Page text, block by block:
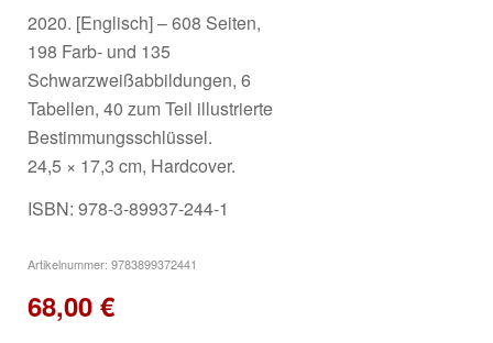
2020. [Englisch] – 608 Seiten,
198 Farb- und 135
Schwarzweißabbildungen, 6
Tabellen, 40 zum Teil illustrierte
Bestimmungsschlüssel.
24,5 × 17,3 cm, Hardcover.
ISBN: 978-3-89937-244-1
Artikelnummer: 9783899372441
68,00 €